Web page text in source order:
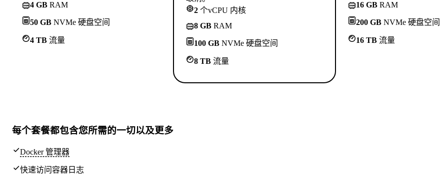
4 GB RAM
50 GB NVMe 硬盘空间
4 TB 流量
2 个vCPU 内核
8 GB RAM
100 GB NVMe 硬盘空间
8 TB 流量
16 GB RAM
200 GB NVMe 硬盘空间
16 TB 流量
每个套餐都包含您所需的一切以及更多
Docker 管理器
快速访问容器日志